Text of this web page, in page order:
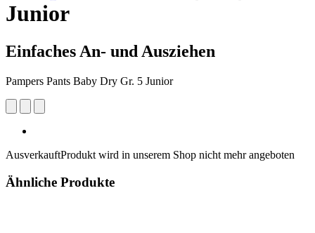
Junior
Einfaches An- und Ausziehen
Pampers Pants Baby Dry Gr. 5 Junior
AusverkauftProdukt wird in unserem Shop nicht mehr angeboten
Ähnliche Produkte